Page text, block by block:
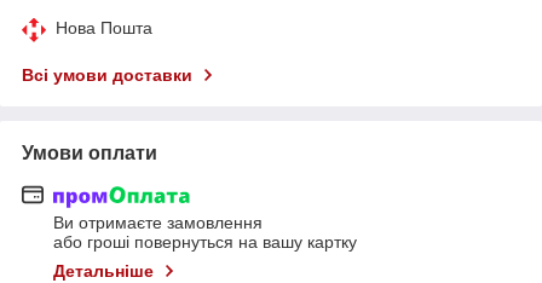
Нова Пошта
Всі умови доставки
Умови оплати
Ви отримаєте замовлення
або гроші повернуться на вашу картку
Детальніше